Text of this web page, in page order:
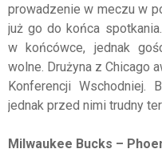
prowadzenie w meczu w
już go do końca
w końcówce, jednak
wolne. Drużyna z Chicago
Konferencji Wschodniej.
jednak przed nimi trudny
Milwaukee Bucks –